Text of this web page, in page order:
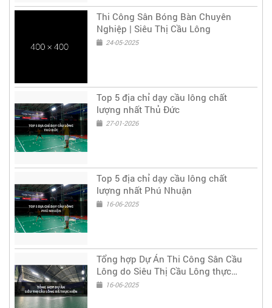
Thi Công Sân Bóng Bàn Chuyên
Nghiệp | Siêu Thị Cầu Lông
24-05-2025
Top 5 địa chỉ dạy cầu lông chất
lượng nhất Thủ Đức
27-01-2026
Top 5 địa chỉ dạy cầu lông chất
lượng nhất Phú Nhuận
16-06-2025
Tổng hợp Dự Án Thi Công Sân Cầu
Lông do Siêu Thị Cầu Lông thực
hiện16-06-2025